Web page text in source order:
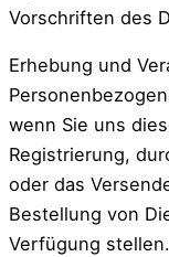
Vorschriften des
Erhebung und
wenn Sie uns
Registrierung,
oder das
Bestellung von
Verfügung stellen.